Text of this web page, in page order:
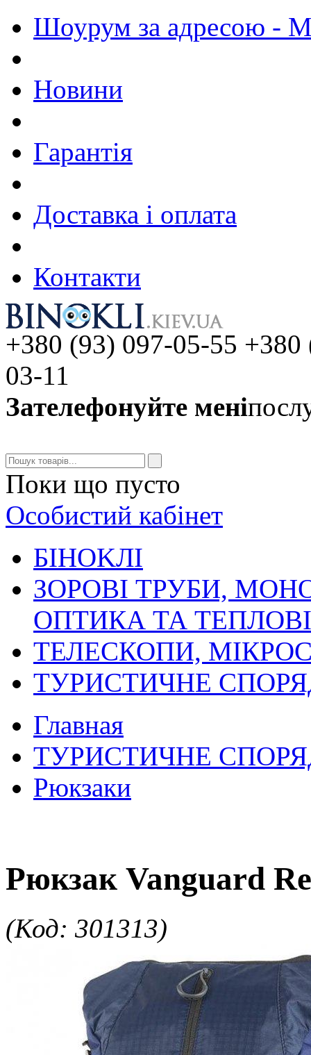
Шоурум за адресою - М.
Новини
Гарантія
Доставка і оплата
Контакти
+380 (93) 097-05-55
03-11
Зателефонуйте мені
Поки що пусто
Особистий кабінет
БIHOKЛI
ЗОРОВІ ТРУБИ,
ОПТИКА ТА
ТЕЛЕСКОПИ,
ТУРИСТИЧНЕ
Главная
ТУРИСТИЧНЕ
Рюкзаки
Рюкзак Vanguard
(Код: 301313)